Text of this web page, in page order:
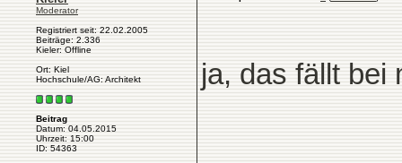
Moderator
Registriert seit: 22.02.2005
Beiträge: 2.336
Kieler: Offline
Ort: Kiel
Hochschule/AG: Architekt
Beitrag
Datum: 04.05.2015
Uhrzeit: 15:00
ID: 54363
ja, das fällt